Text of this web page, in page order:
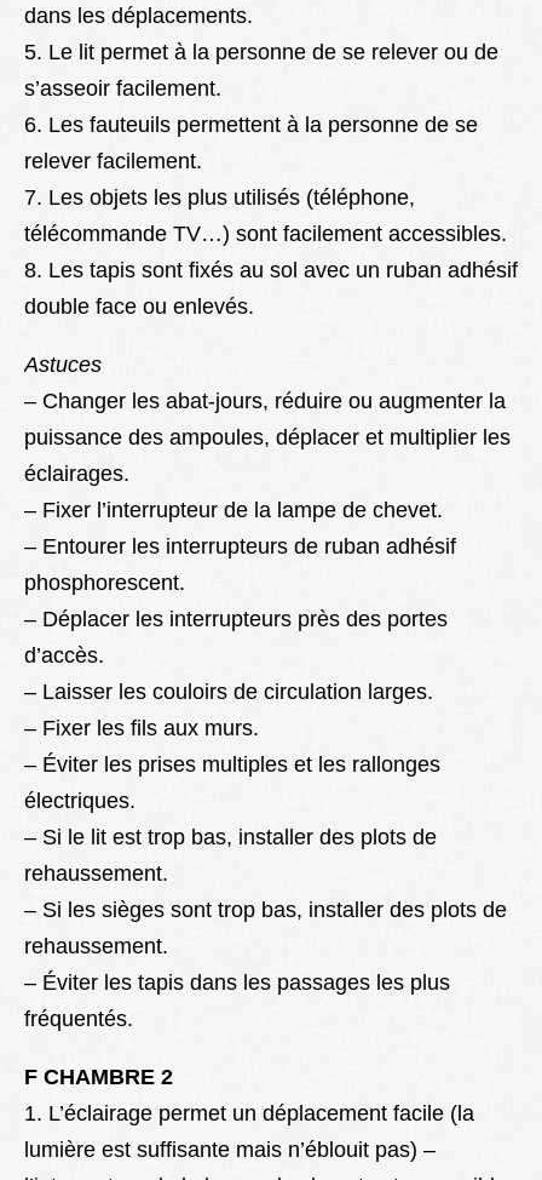
dans les déplacements.
5. Le lit permet à la personne de se relever ou de
s’asseoir facilement.
6. Les fauteuils permettent à la personne de se
relever facilement.
7. Les objets les plus utilisés (téléphone,
télécommande TV…) sont facilement accessibles.
8. Les tapis sont fixés au sol avec un ruban adhésif
double face ou enlevés.
Astuces
– Changer les abat-jours, réduire ou augmenter la
puissance des ampoules, déplacer et multiplier les
éclairages.
– Fixer l’interrupteur de la lampe de chevet.
– Entourer les interrupteurs de ruban adhésif
phosphorescent.
– Déplacer les interrupteurs près des portes
d’accès.
– Laisser les couloirs de circulation larges.
– Fixer les fils aux murs.
– Éviter les prises multiples et les rallonges
électriques.
– Si le lit est trop bas, installer des plots de
rehaussement.
– Si les sièges sont trop bas, installer des plots de
rehaussement.
– Éviter les tapis dans les passages les plus
fréquentés.
F CHAMBRE 2
1. L’éclairage permet un déplacement facile (la
lumière est suffisante mais n’éblouit pas) –